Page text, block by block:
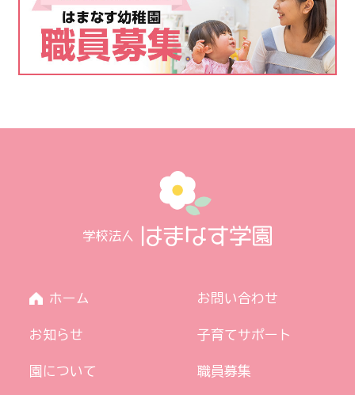
ホーム
お知らせ
園について
お問い合わせ
子育てサポート
職員募集